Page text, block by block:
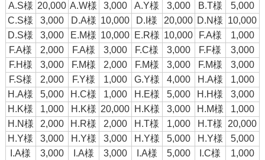
A.S様 20,000 A.W様 3,000 A.Y様 3,000 B.T様
5,000
C.S様
3,000 D.A様 10,000 D.I様 20,000 D.N様 10,000
D.S様
3,000 E.M様 10,000 E.R様 10,000 F.A様
1,000
F.A様
2,000 F.A様 3,000 F.C様 3,000 F.F様
3,000
F.H様
3,000 F.M様 2,000 F.M様 3,000 F.M様
3,000
F.S様
2,000 F.Y様 1,000 G.Y様 4,000 H.A様
1,000
H.A様
5,000 H.C様 1,000 H.E様 5,000 H.H様
3,000
H.K様
1,000 H.K様 20,000 H.K様 3,000 H.M様
1,000
H.N様
2,000 H.R様 2,000 H.T様 1,000 H.T様
20,000
H.Y様
3,000 H.Y様 3,000 H.Y様 5,000 H.Y様
5,000
I.A様
3,000 I.A様 3,000 I.A様 5,000 I.C様
1,000